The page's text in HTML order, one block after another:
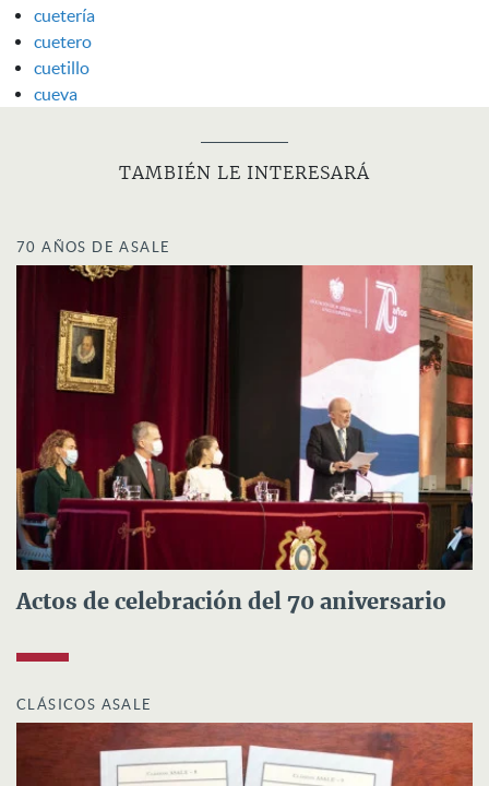
cuetería
cuetero
cuetillo
cueva
TAMBIÉN LE INTERESARÁ
70 AÑOS DE ASALE
Actos de celebración del 70 aniversario
CLÁSICOS ASALE